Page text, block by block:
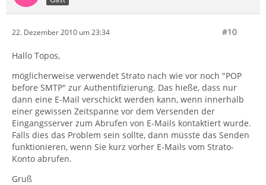
22. Dezember 2010 um 23:34 #10
Hallo Topos,
möglicherweise verwendet Strato nach wie vor noch "POP
before SMTP" zur Authentifizierung. Das hieße, dass nur
dann eine E-Mail verschickt werden kann, wenn innerhalb
einer gewissen Zeitspanne vor dem Versenden der
Eingangsserver zum Abrufen von E-Mails kontaktiert wurde.
Falls dies das Problem sein sollte, dann müsste das Senden
funktionieren, wenn Sie kurz vorher E-Mails vom Strato-
Konto abrufen.
Gruß